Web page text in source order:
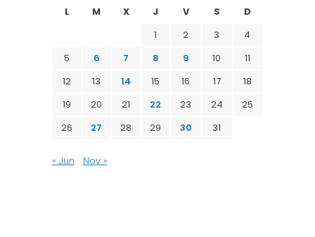
L
M X J V S
D
1
2 3
4
5
6 7 8 9 10
11
12
13 14 15 16 17
18
19
20 21 22 23 24
25
26
27 28 29 30 31
« Jun Nov »